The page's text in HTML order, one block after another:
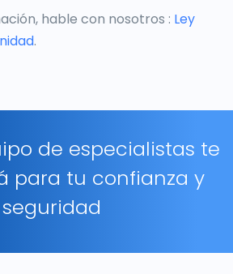
hable con nosotros : Ley
.
de especialistas te
para tu confianza y
seguridad